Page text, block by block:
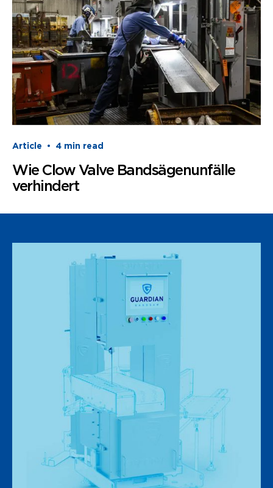
Article • 4 min read
Wie Clow Valve Bandsägenunfälle
verhindert